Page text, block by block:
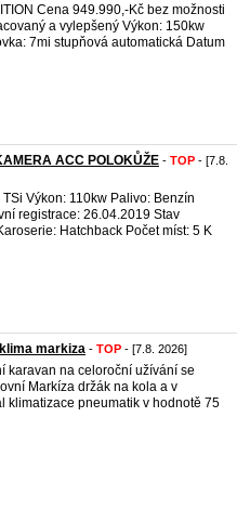
Cena 949.990,-Kč bez možnosti
a vylepšený Výkon: 150kw
7mi stupňová automatická Datum
ACC POLOKŮŽE - TOP - [7.8.
Výkon: 110kw Palivo: Benzín
registrace: 26.04.2019 Stav
Hatchback Počet míst: 5 K
markiza - TOP - [7.8. 2026]
karavan na celoroční užívání se
Markíza držák na kola a v
klimatizace pneumatik v hodnotě 75